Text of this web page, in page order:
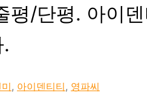
평/단평. 아이
, 아이덴티티 , 영파씨